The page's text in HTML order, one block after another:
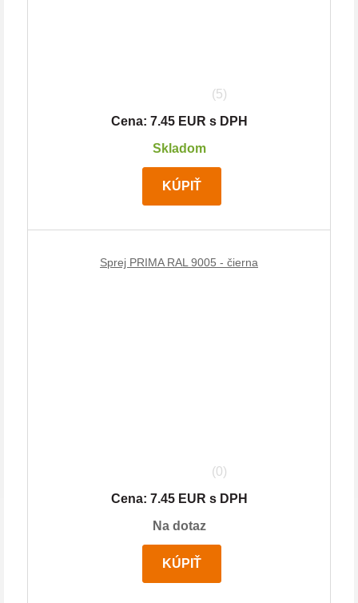
(5)
Cena: 7.45 EUR s DPH
Skladom
KÚPIŤ
Sprej PRIMA RAL 9005 - čierna
(0)
Cena: 7.45 EUR s DPH
Na dotaz
KÚPIŤ